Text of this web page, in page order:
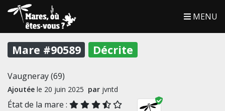
MENU
Mare #90589 Décrite
Vaugneray (69)
Ajoutée le 20 juin 2025 par jvntd
État de la mare :